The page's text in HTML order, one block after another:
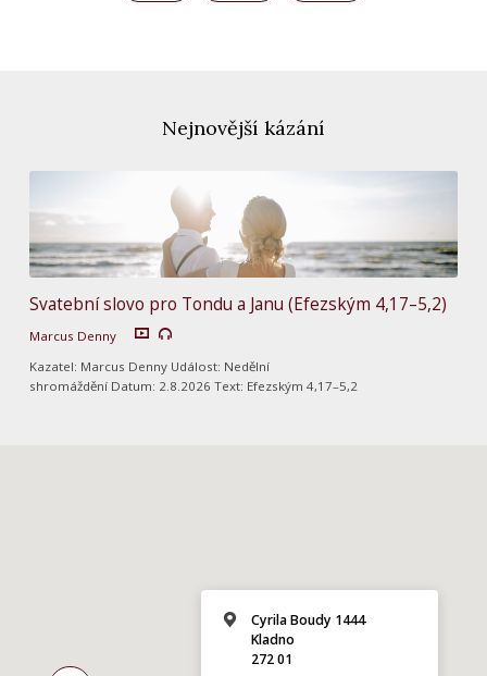
Nejnovější kázání
Svatební slovo pro Tondu a Janu (Efezským 4,17–5,2)
Marcus Denny
Kazatel: Marcus Denny Událost: Nedělní
shromáždění Datum: 2.8.2026 Text: Efezským 4,17–5,2
Cyrila Boudy 1444
Kladno
272 01